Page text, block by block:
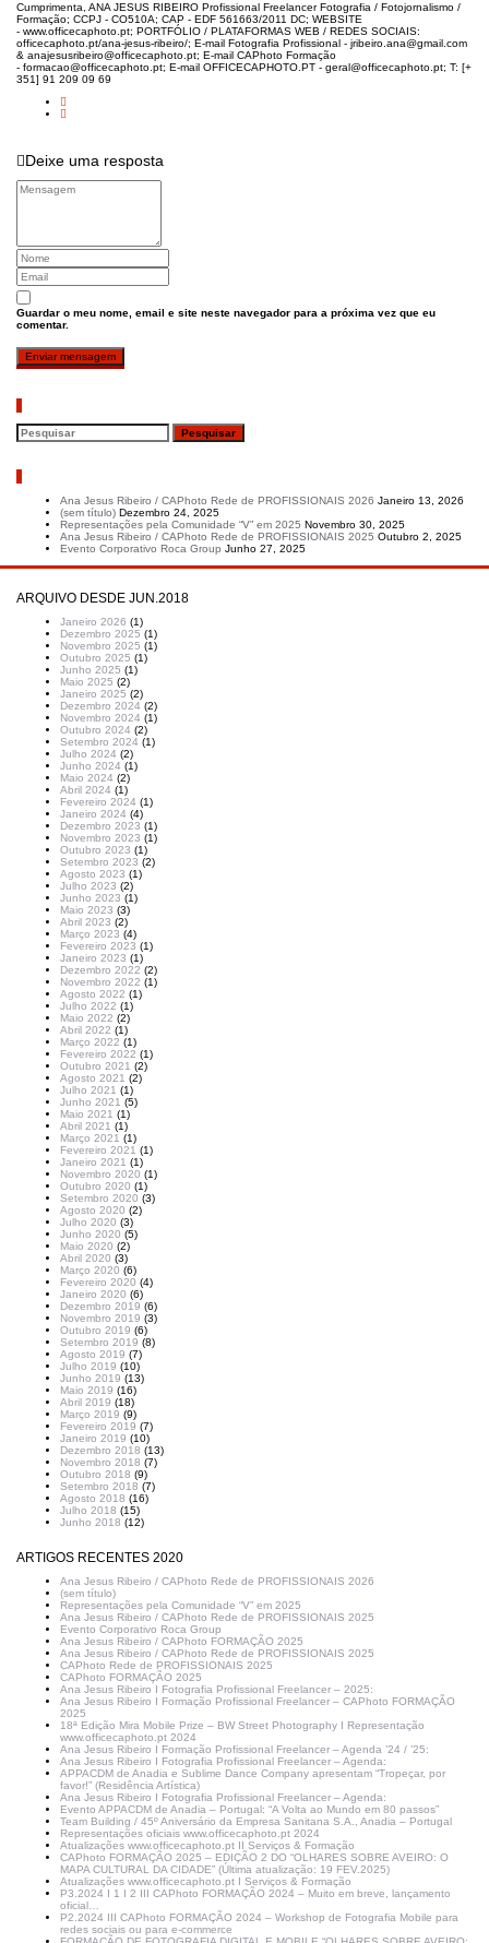
Cumprimenta, ANA JESUS RIBEIRO Profissional Freelancer Fotografia / Fotojornalismo /
Formação; CCPJ - CO510A; CAP - EDF 561663/2011 DC; WEBSITE
- www.officecaphoto.pt; PORTFÓLIO / PLATAFORMAS WEB / REDES SOCIAIS:
officecaphoto.pt/ana-jesus-ribeiro/; E-mail Fotografia Profissional - jribeiro.ana@gmail.com
& anajesusribeiro@officecaphoto.pt; E-mail CAPhoto Formação
- formacao@officecaphoto.pt; E-mail OFFICECAPHOTO.PT - geral@officecaphoto.pt; T: [+
351] 91 209 09 69
Deixe uma resposta
Guardar o meu nome, email e site neste navegador para a próxima vez que eu
comentar.
Ana Jesus Ribeiro / CAPhoto Rede de PROFISSIONAIS 2026 Janeiro 13, 2026
(sem título) Dezembro 24, 2025
Representações pela Comunidade “V” em 2025 Novembro 30, 2025
Ana Jesus Ribeiro / CAPhoto Rede de PROFISSIONAIS 2025 Outubro 2, 2025
Evento Corporativo Roca Group Junho 27, 2025
ARQUIVO DESDE JUN.2018
Janeiro 2026 (1)
Dezembro 2025 (1)
Novembro 2025 (1)
Outubro 2025 (1)
Junho 2025 (1)
Maio 2025 (2)
Janeiro 2025 (2)
Dezembro 2024 (2)
Novembro 2024 (1)
Outubro 2024 (2)
Setembro 2024 (1)
Julho 2024 (2)
Junho 2024 (1)
Maio 2024 (2)
Abril 2024 (1)
Fevereiro 2024 (1)
Janeiro 2024 (4)
Dezembro 2023 (1)
Novembro 2023 (1)
Outubro 2023 (1)
Setembro 2023 (2)
Agosto 2023 (1)
Julho 2023 (2)
Junho 2023 (1)
Maio 2023 (3)
Abril 2023 (2)
Março 2023 (4)
Fevereiro 2023 (1)
Janeiro 2023 (1)
Dezembro 2022 (2)
Novembro 2022 (1)
Agosto 2022 (1)
Julho 2022 (1)
Maio 2022 (2)
Abril 2022 (1)
Março 2022 (1)
Fevereiro 2022 (1)
Outubro 2021 (2)
Agosto 2021 (2)
Julho 2021 (1)
Junho 2021 (5)
Maio 2021 (1)
Abril 2021 (1)
Março 2021 (1)
Fevereiro 2021 (1)
Janeiro 2021 (1)
Novembro 2020 (1)
Outubro 2020 (1)
Setembro 2020 (3)
Agosto 2020 (2)
Julho 2020 (3)
Junho 2020 (5)
Maio 2020 (2)
Abril 2020 (3)
Março 2020 (6)
Fevereiro 2020 (4)
Janeiro 2020 (6)
Dezembro 2019 (6)
Novembro 2019 (3)
Outubro 2019 (6)
Setembro 2019 (8)
Agosto 2019 (7)
Julho 2019 (10)
Junho 2019 (13)
Maio 2019 (16)
Abril 2019 (18)
Março 2019 (9)
Fevereiro 2019 (7)
Janeiro 2019 (10)
Dezembro 2018 (13)
Novembro 2018 (7)
Outubro 2018 (9)
Setembro 2018 (7)
Agosto 2018 (16)
Julho 2018 (15)
Junho 2018 (12)
ARTIGOS RECENTES 2020
Ana Jesus Ribeiro / CAPhoto Rede de PROFISSIONAIS 2026
(sem título)
Representações pela Comunidade “V” em 2025
Ana Jesus Ribeiro / CAPhoto Rede de PROFISSIONAIS 2025
Evento Corporativo Roca Group
Ana Jesus Ribeiro / CAPhoto FORMAÇÃO 2025
Ana Jesus Ribeiro / CAPhoto Rede de PROFISSIONAIS 2025
CAPhoto Rede de PROFISSIONAIS 2025
CAPhoto FORMAÇÃO 2025
Ana Jesus Ribeiro I Fotografia Profissional Freelancer – 2025:
Ana Jesus Ribeiro I Formação Profissional Freelancer – CAPhoto FORMAÇÃO
2025
18ª Edição Mira Mobile Prize – BW Street Photography I Representação
www.officecaphoto.pt 2024
Ana Jesus Ribeiro I Formação Profissional Freelancer – Agenda ’24 / ’25:
Ana Jesus Ribeiro I Fotografia Profissional Freelancer – Agenda:
APPACDM de Anadia e Sublime Dance Company apresentam “Tropeçar, por
favor!” (Residência Artística)
Ana Jesus Ribeiro I Fotografia Profissional Freelancer – Agenda:
Evento APPACDM de Anadia – Portugal: “A Volta ao Mundo em 80 passos”
Team Building / 45º Aniversário da Empresa Sanitana S.A., Anadia – Portugal
Representações oficiais www.officecaphoto.pt 2024
Atualizações www.officecaphoto.pt II Serviços & Formação
CAPhoto FORMAÇÃO 2025 – EDIÇÃO 2 DO “OLHARES SOBRE AVEIRO: O
MAPA CULTURAL DA CIDADE” (Última atualização: 19 FEV.2025)
Atualizações www.officecaphoto.pt I Serviços & Formação
P3.2024 I 1 I 2 III CAPhoto FORMAÇÃO 2024 – Muito em breve, lançamento
oficial…
P2.2024 III CAPhoto FORMAÇÃO 2024 – Workshop de Fotografia Mobile para
redes sociais ou para e-commerce